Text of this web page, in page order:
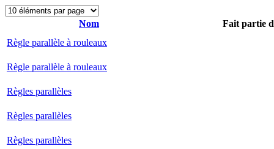
Nom
Fait partie
Règle parallèle à rouleaux
Règle parallèle à rouleaux
Règles parallèles
Règles parallèles
Règles parallèles